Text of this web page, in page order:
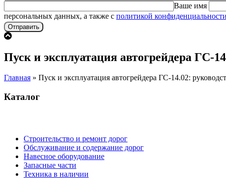
Ваше имя
персональных данных, а также с политикой конфиденциальности
Пуск и эксплуатация автогрейдера ГС-
Главная » Пуск и эксплуатация автогрейдера ГС-14.02:
Каталог
Строительство и ремонт дорог
Обслуживание и содержание дорог
Навесное оборудование
Запасные части
Техника в наличии